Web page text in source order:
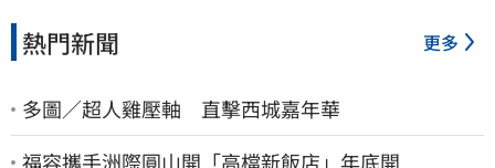
熱門新聞 更多
多圖／超人雞壓軸 直擊西城嘉年華
福容攜手洲際圓山開「高檔新飯店」年底開